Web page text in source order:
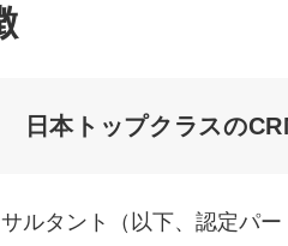
日本トップクラスの
ルタント（以下、認定パー